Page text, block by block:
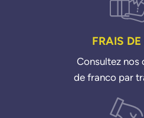
FRAIS DE
Consultez nos
de franco par